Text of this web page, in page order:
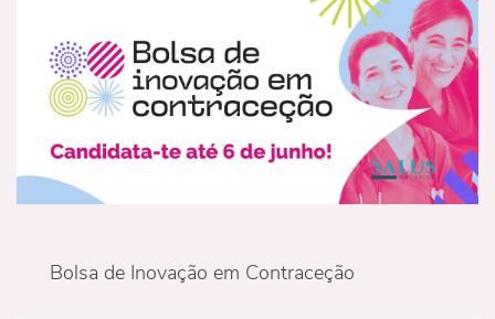
Bolsa de Inovação em Contraceção